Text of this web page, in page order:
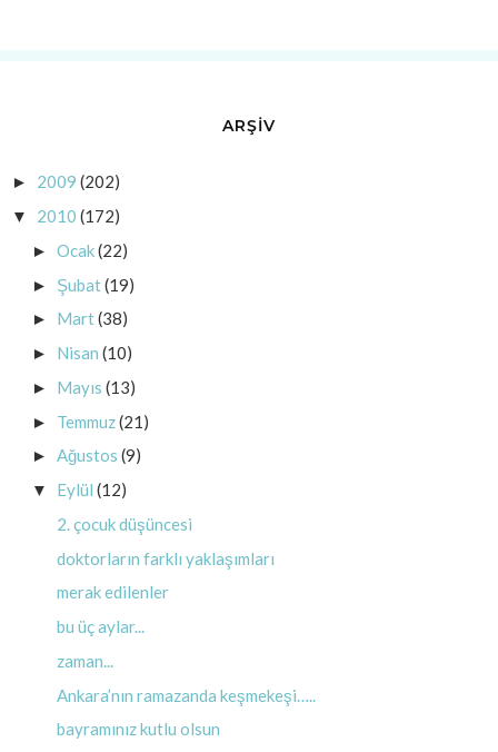
ARŞİV
► 2009 (202)
▼ 2010 (172)
► Ocak(22)
► Şubat(19)
► Mart(38)
► Nisan (10)
► Mayıs (13)
► Temmuz(21)
► Ağustos (9)
▼ Eylül (12)
2. çocuk düşüncesi
doktorların farklı yaklaşımları
merak edilenler
bu üç aylar...
zaman...
Ankara’nın ramazanda keşmekeşi…..
bayramınız kutlu olsun